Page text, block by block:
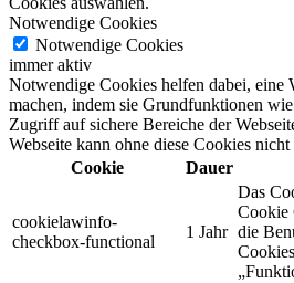
Notwendige Cookies
Notwendige Cookies
immer aktiv
Notwendige Cookies helfen dabei, eine
machen, indem sie Grundfunktionen
Zugriff auf sichere Bereiche der
Webseite kann ohne diese Cookies
Cookie
Dauer
cookielawinfo-
checkbox-functional
1 Jahr
Das
Cookie
die